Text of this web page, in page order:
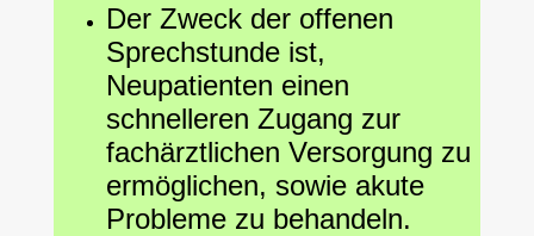
Der Zweck der offenen
Sprechstunde ist,
Neupatienten einen
schnelleren Zugang zur
fachärztlichen Versorgung zu
ermöglichen, sowie akute
Probleme zu behandeln.